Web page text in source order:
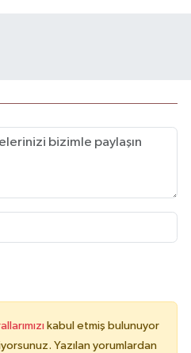
kabul etmiş bulunuyor
Yazılan yorumlardan